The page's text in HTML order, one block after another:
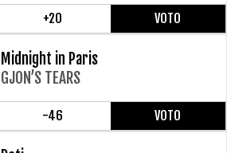
+20 VOTO
Midnight in Paris
GJON’S TEARS
-46 VOTO